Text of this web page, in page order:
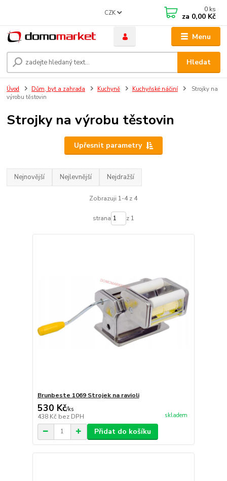
Menu
CZK
Hledat
0 ks
za 0,00 Kč
Úvod Dům, byt a zahrada Kuchyně Kuchyňské náčiní
Strojky na
výrobu těstovin
Strojky na výrobu těstovin
Upřesnit parametry
Nejnovější Nejlevnější Nejdražší
Zobrazuji 1-4 z 4
strana z 1
Brunbeste 1069 Strojek na ravioli
530 Kč/ks
438 Kč bez DPH skladem
Přidat do košíku